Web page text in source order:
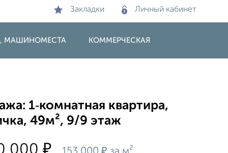
Закладки Личный кабинет
МАШИНОМЕСТА КОММЕРЧЕСКАЯ
1‑комнатная квартира,
49м², 9/9 этаж
000₽ ₽